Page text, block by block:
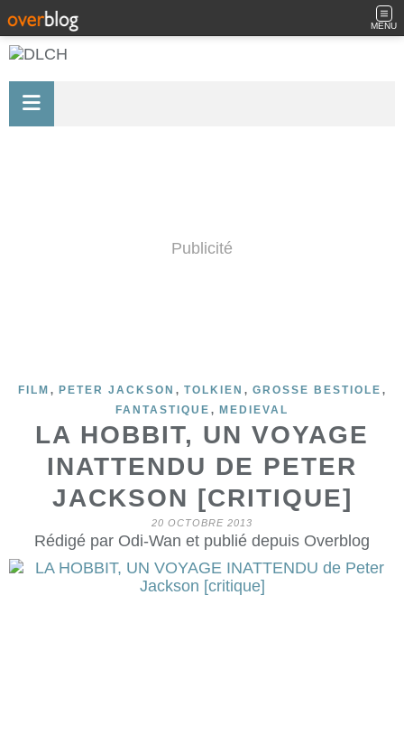
MENU
Publicité
FILM , PETER JACKSON , TOLKIEN , GROSSE BESTIOLE ,
FANTASTIQUE , MEDIEVAL
LA HOBBIT, UN VOYAGE
INATTENDU DE PETER
JACKSON [CRITIQUE]
20 OCTOBRE 2013
Rédigé par Odi-Wan et publié depuis Overblog